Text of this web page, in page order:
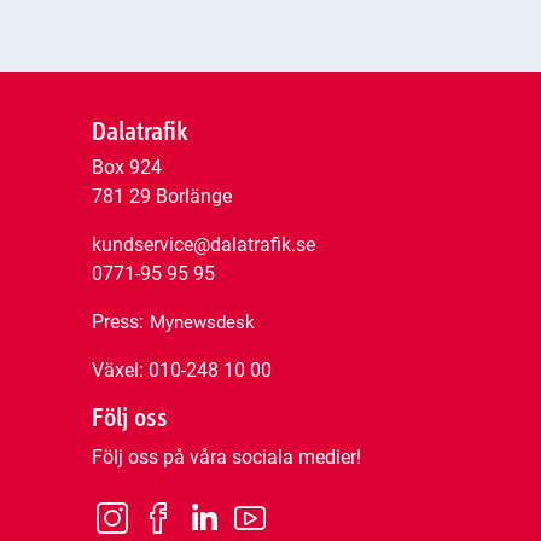
Dalatrafik
Box 924
781 29 Borlänge
kundservice@dalatrafik.se
0771-95 95 95
Press: Mynewsdesk
Växel: 010-248 10 00
Följ oss
Följ oss på våra sociala medier!